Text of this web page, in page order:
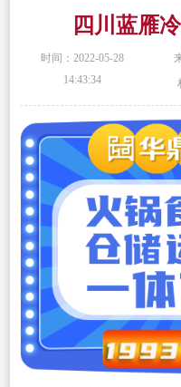
四川蓝雁
时间：2022-05-28
14:43:34